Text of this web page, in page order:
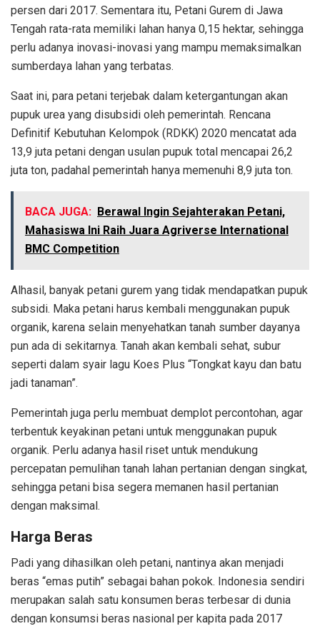
persen dari 2017. Sementara itu, Petani Gurem di Jawa
Tengah rata-rata memiliki lahan hanya 0,15 hektar, sehingga
perlu adanya inovasi-inovasi yang mampu memaksimalkan
sumberdaya lahan yang terbatas.
Saat ini, para petani terjebak dalam ketergantungan akan
pupuk urea yang disubsidi oleh pemerintah. Rencana
Definitif Kebutuhan Kelompok (RDKK) 2020 mencatat ada
13,9 juta petani dengan usulan pupuk total mencapai 26,2
juta ton, padahal pemerintah hanya memenuhi 8,9 juta ton.
BACA JUGA: Berawal Ingin Sejahterakan Petani,
Mahasiswa Ini Raih Juara Agriverse International
BMC Competition
Alhasil, banyak petani gurem yang tidak mendapatkan pupuk
subsidi. Maka petani harus kembali menggunakan pupuk
organik, karena selain menyehatkan tanah sumber dayanya
pun ada di sekitarnya. Tanah akan kembali sehat, subur
seperti dalam syair lagu Koes Plus “Tongkat kayu dan batu
jadi tanaman”.
Pemerintah juga perlu membuat demplot percontohan, agar
terbentuk keyakinan petani untuk menggunakan pupuk
organik. Perlu adanya hasil riset untuk mendukung
percepatan pemulihan tanah lahan pertanian dengan singkat,
sehingga petani bisa segera memanen hasil pertanian
dengan maksimal.
Harga Beras
Padi yang dihasilkan oleh petani, nantinya akan menjadi
beras “emas putih” sebagai bahan pokok. Indonesia sendiri
merupakan salah satu konsumen beras terbesar di dunia
dengan konsumsi beras nasional per kapita pada 2017